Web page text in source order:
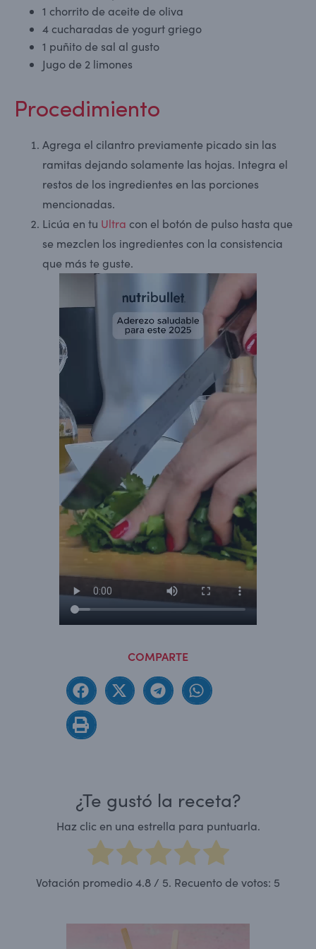
1 chorrito de aceite de oliva
4 cucharadas de yogurt griego
1 puñito de sal al gusto
Jugo de 2 limones
Procedimiento
Agrega el cilantro previamente picado sin las
ramitas dejando solamente las hojas. Integra el
restos de los ingredientes en las porciones
mencionadas.
Licúa en tu Ultra con el botón de pulso hasta que
se mezclen los ingredientes con la consistencia
que más te guste.
COMPARTE
¿Te gustó la receta?
Haz clic en una estrella para puntuarla.
Votación promedio4.8 / 5. Recuento de votos: 5